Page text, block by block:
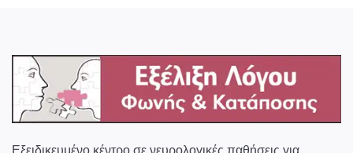
Εξειδικευμένο κέντρο σε νευρολογικές παθήσεις για